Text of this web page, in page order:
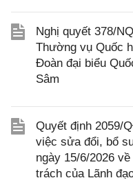
Nghị quyết 378/
Thường vụ Quốc
Đoàn đại biểu
Sâm
Quyết định 2059/
việc sửa đổi, bổ
ngày 15/6/2026
trách của Lãnh